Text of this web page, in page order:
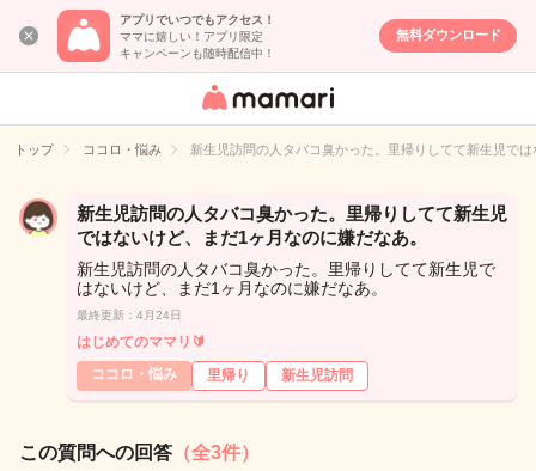
アプリでいつでもアクセス！
ママに嬉しい！アプリ限定
キャンペーンも随時配信中！
無料ダウンロード
女性専用匿名QA
イト
トップ ココロ・悩み 新生児訪問の人タバコ臭かった。里帰りしてて新生児で
新生児訪問の人タバコ臭かった。里帰りしてて新生児
ではないけど、まだ1ヶ月なのに嫌だなあ。
新生児訪問の人タバコ臭かった。里帰りしてて新生児で
はないけど、まだ1ヶ月なのに嫌だなあ。
最終更新：4月24日
はじめてのママリ🔰
ココロ・悩み
里帰り 新生児訪問
この質問への回答 （全3件）